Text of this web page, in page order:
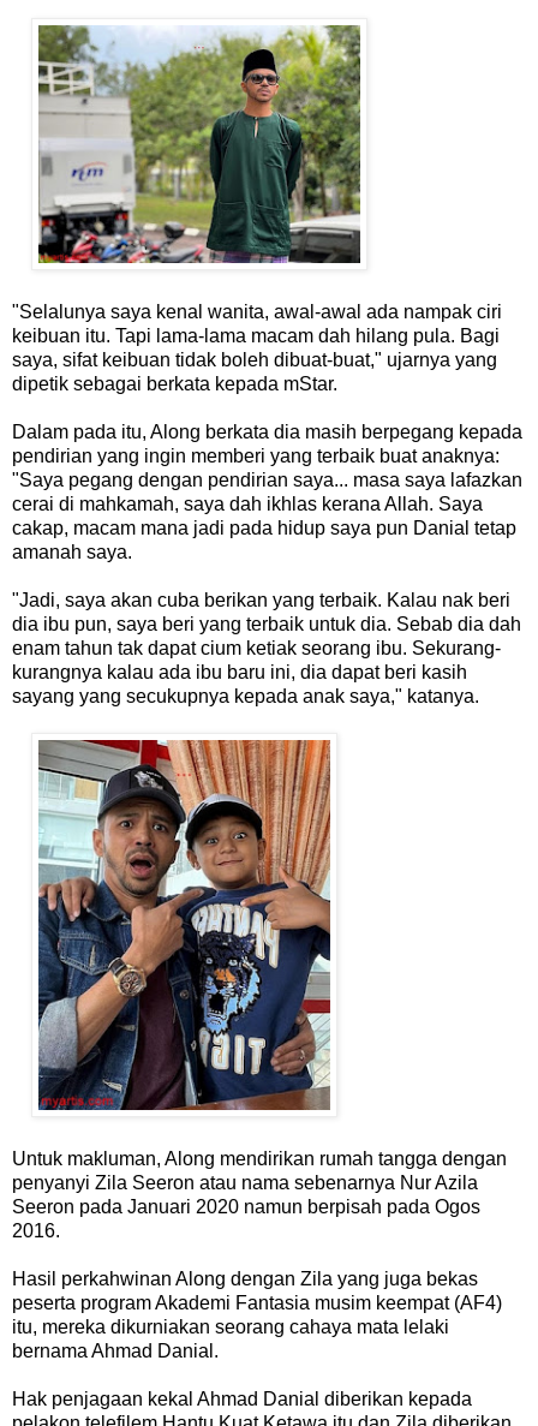
"Selalunya saya kenal wanita, awal-awal ada nampak ciri
keibuan itu. Tapi lama-lama macam dah hilang pula. Bagi
saya, sifat keibuan tidak boleh dibuat-buat," ujarnya yang
dipetik sebagai berkata kepada mStar.
Dalam pada itu, Along berkata dia masih berpegang kepada
pendirian yang ingin memberi yang terbaik buat anaknya:
"Saya pegang dengan pendirian saya... masa saya lafazkan
cerai di mahkamah, saya dah ikhlas kerana Allah. Saya
cakap, macam mana jadi pada hidup saya pun Danial tetap
amanah saya.
"Jadi, saya akan cuba berikan yang terbaik. Kalau nak beri
dia ibu pun, saya beri yang terbaik untuk dia. Sebab dia dah
enam tahun tak dapat cium ketiak seorang ibu. Sekurang-
kurangnya kalau ada ibu baru ini, dia dapat beri kasih
sayang yang secukupnya kepada anak saya," katanya.
Untuk makluman, Along mendirikan rumah tangga dengan
penyanyi Zila Seeron atau nama sebenarnya Nur Azila
Seeron pada Januari 2020 namun berpisah pada Ogos
2016.
Hasil perkahwinan Along dengan Zila yang juga bekas
peserta program Akademi Fantasia musim keempat (AF4)
itu, mereka dikurniakan seorang cahaya mata lelaki
bernama Ahmad Danial.
Hak penjagaan kekal Ahmad Danial diberikan kepada